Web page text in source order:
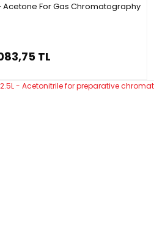
Acetone For Gas Chromatography
TL